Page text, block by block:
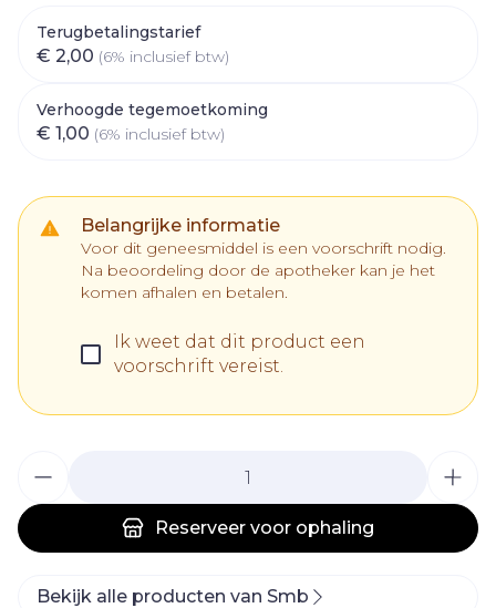
Terugbetalingstarief
€ 2,00 (6% inclusief btw)
Verhoogde tegemoetkoming
€ 1,00 (6% inclusief btw)
Belangrijke informatie
Voor dit geneesmiddel is een voorschrift nodig.
Na beoordeling door de apotheker kan je het
komen afhalen en betalen.
Ik weet dat dit product een
voorschrift vereist.
Reserveer voor ophaling
Bekijk alle producten van Smb